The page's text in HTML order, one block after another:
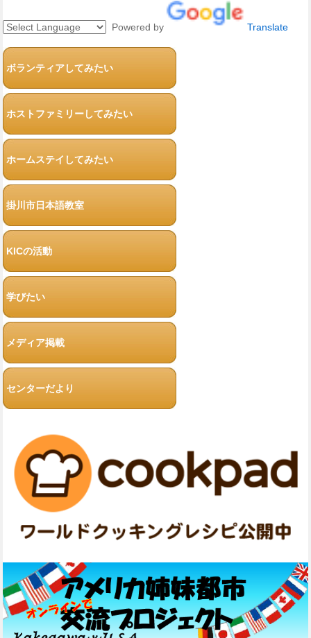
Powered by Translate
ボランティアしてみたい
ホストファミリーしてみたい
ホームステイしてみたい
掛川市日本語教室
KICの活動
学びたい
メディア掲載
センターだより